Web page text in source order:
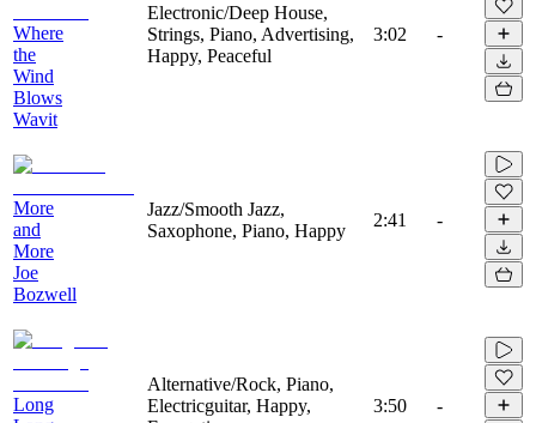
Where
the
Wind
Blows
Wavit
Electronic/Deep House,
Strings, Piano, Advertising,
Happy, Peaceful
3:02 -
More
and
More
Joe
Bozwell
Jazz/Smooth Jazz,
Saxophone, Piano, Happy
2:41 -
Long
Alternative/Rock, Piano,
Electricguitar, Happy,
3:50 -